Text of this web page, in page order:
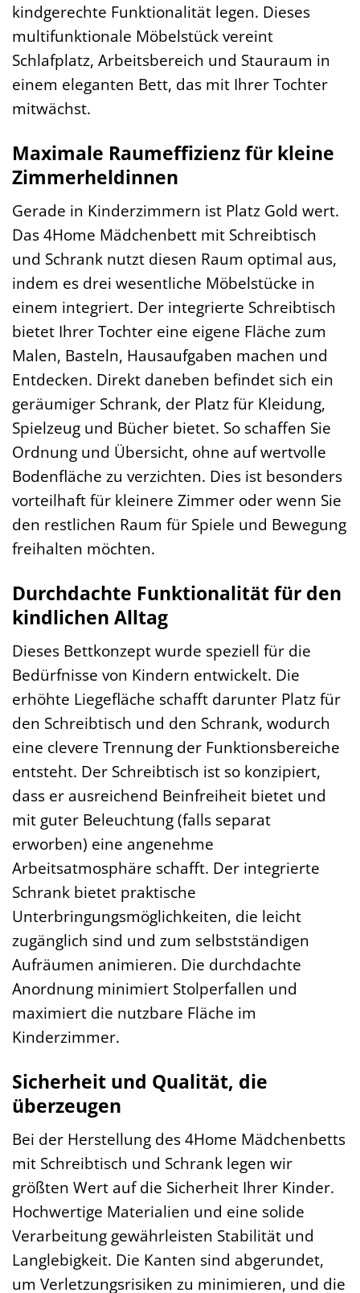
kindgerechte Funktionalität legen. Dieses
multifunktionale Möbelstück vereint
Schlafplatz, Arbeitsbereich und Stauraum in
einem eleganten Bett, das mit Ihrer Tochter
mitwächst.
Maximale Raumeffizienz für kleine
Zimmerheldinnen
Gerade in Kinderzimmern ist Platz Gold wert.
Das 4Home Mädchenbett mit Schreibtisch
und Schrank nutzt diesen Raum optimal aus,
indem es drei wesentliche Möbelstücke in
einem integriert. Der integrierte Schreibtisch
bietet Ihrer Tochter eine eigene Fläche zum
Malen, Basteln, Hausaufgaben machen und
Entdecken. Direkt daneben befindet sich ein
geräumiger Schrank, der Platz für Kleidung,
Spielzeug und Bücher bietet. So schaffen Sie
Ordnung und Übersicht, ohne auf wertvolle
Bodenfläche zu verzichten. Dies ist besonders
vorteilhaft für kleinere Zimmer oder wenn Sie
den restlichen Raum für Spiele und Bewegung
freihalten möchten.
Durchdachte Funktionalität für den
kindlichen Alltag
Dieses Bettkonzept wurde speziell für die
Bedürfnisse von Kindern entwickelt. Die
erhöhte Liegefläche schafft darunter Platz für
den Schreibtisch und den Schrank, wodurch
eine clevere Trennung der Funktionsbereiche
entsteht. Der Schreibtisch ist so konzipiert,
dass er ausreichend Beinfreiheit bietet und
mit guter Beleuchtung (falls separat
erworben) eine angenehme
Arbeitsatmosphäre schafft. Der integrierte
Schrank bietet praktische
Unterbringungsmöglichkeiten, die leicht
zugänglich sind und zum selbstständigen
Aufräumen animieren. Die durchdachte
Anordnung minimiert Stolperfallen und
maximiert die nutzbare Fläche im
Kinderzimmer.
Sicherheit und Qualität, die
überzeugen
Bei der Herstellung des 4Home Mädchenbetts
mit Schreibtisch und Schrank legen wir
größten Wert auf die Sicherheit Ihrer Kinder.
Hochwertige Materialien und eine solide
Verarbeitung gewährleisten Stabilität und
Langlebigkeit. Die Kanten sind abgerundet,
um Verletzungsrisiken zu minimieren, und die